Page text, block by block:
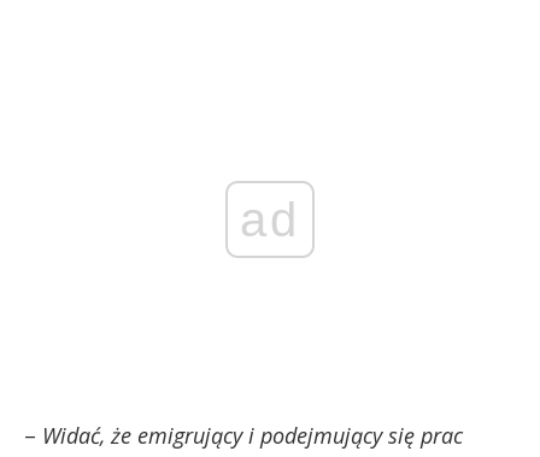
ad
– Widać, że emigrujący i podejmujący się prac